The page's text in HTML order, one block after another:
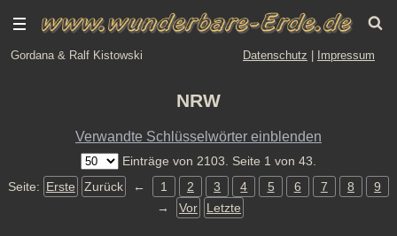
Gordana & Ralf Kistowski Datenschutz Impressum
NRW
Verwandte Schlüsselwörter einblenden
Einträge von 2103. Seite 1 von 43.
Seite: Erste Zurück ← 1 2 3 4 5 6 7 8
9
→
Vor Letzte